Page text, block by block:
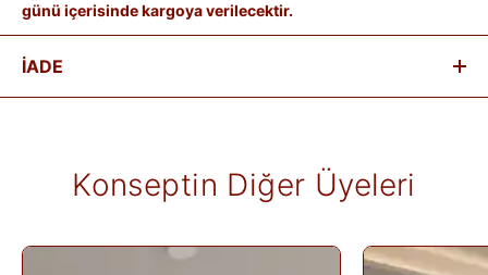
günü içerisinde kargoya verilecektir.
İADE
mümkün olmayan ürünlerde iade kabul edilmez. Ayıplı ürünler,
teslim sırasında kargo tutanağı ile belgelenmediği sürece iade
ve ürüne göre değişiklik gösterebilir; bu bilgiler ürün
Konseptin Diğer Üyeleri